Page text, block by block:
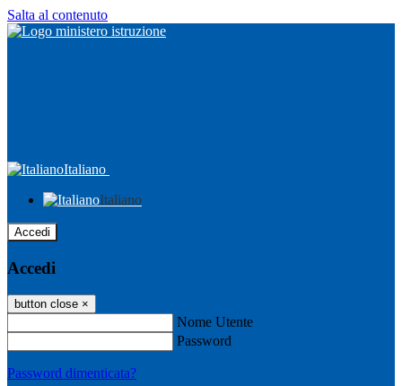
Salta al contenuto
Italiano
Italiano
Accedi
Accedi
button close ×
Nome Utente
Password
Password dimenticata?